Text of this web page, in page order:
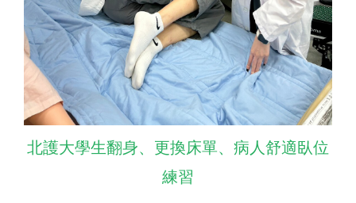
北護大學生翻身、更換床單、病人舒適臥位
練習